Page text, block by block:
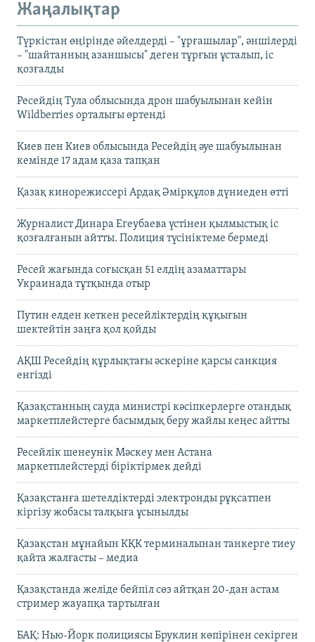
Жаңалықтар
Түркістан өңірінде әйелдерді – "ұрғашылар", әншілерді
– "шайтанның азаншысы" деген тұрғын ұсталып, іс
қозғалды
Ресейдің Тула облысында дрон шабуылынан кейін
Wildberries орталығы өртенді
Киев пен Киев облысында Ресейдің әуе шабуылынан
кемінде 17 адам қаза тапқан
Қазақ кинорежиссері Ардақ Әмірқұлов дүниеден өтті
Журналист Динара Егеубаева үстінен қылмыстық іс
қозғалғанын айтты. Полиция түсініктеме бермеді
Ресей жағында соғысқан 51 елдің азаматтары
Украинада тұтқында отыр
Путин елден кеткен ресейліктердің құқығын
шектейтін заңға қол қойды
АҚШ Ресейдің құрлықтағы әскеріне қарсы санкция
енгізді
Қазақстанның сауда министрі кәсіпкерлерге отандық
маркетплейстерге басымдық беру жайлы кеңес айтты
Ресейлік шенеунік Мәскеу мен Астана
маркетплейстерді біріктірмек дейді
Қазақстанға шетелдіктерді электронды рұқсатпен
кіргізу жобасы талқыға ұсынылды
Қазақстан мұнайын КҚК терминалынан танкерге тиеу
қайта жалғасты – медиа
Қазақстанда желіде бейпіл сөз айтқан 20-дан астам
стример жауапқа тартылған
БАҚ: Нью-Йорк полициясы Бруклин көпірінен секірген